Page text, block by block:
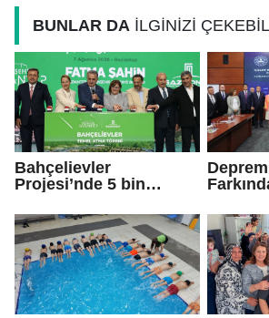
BUNLAR DA İLGİNİZİ
Bahçelievler
Projesi’nde 5 bin